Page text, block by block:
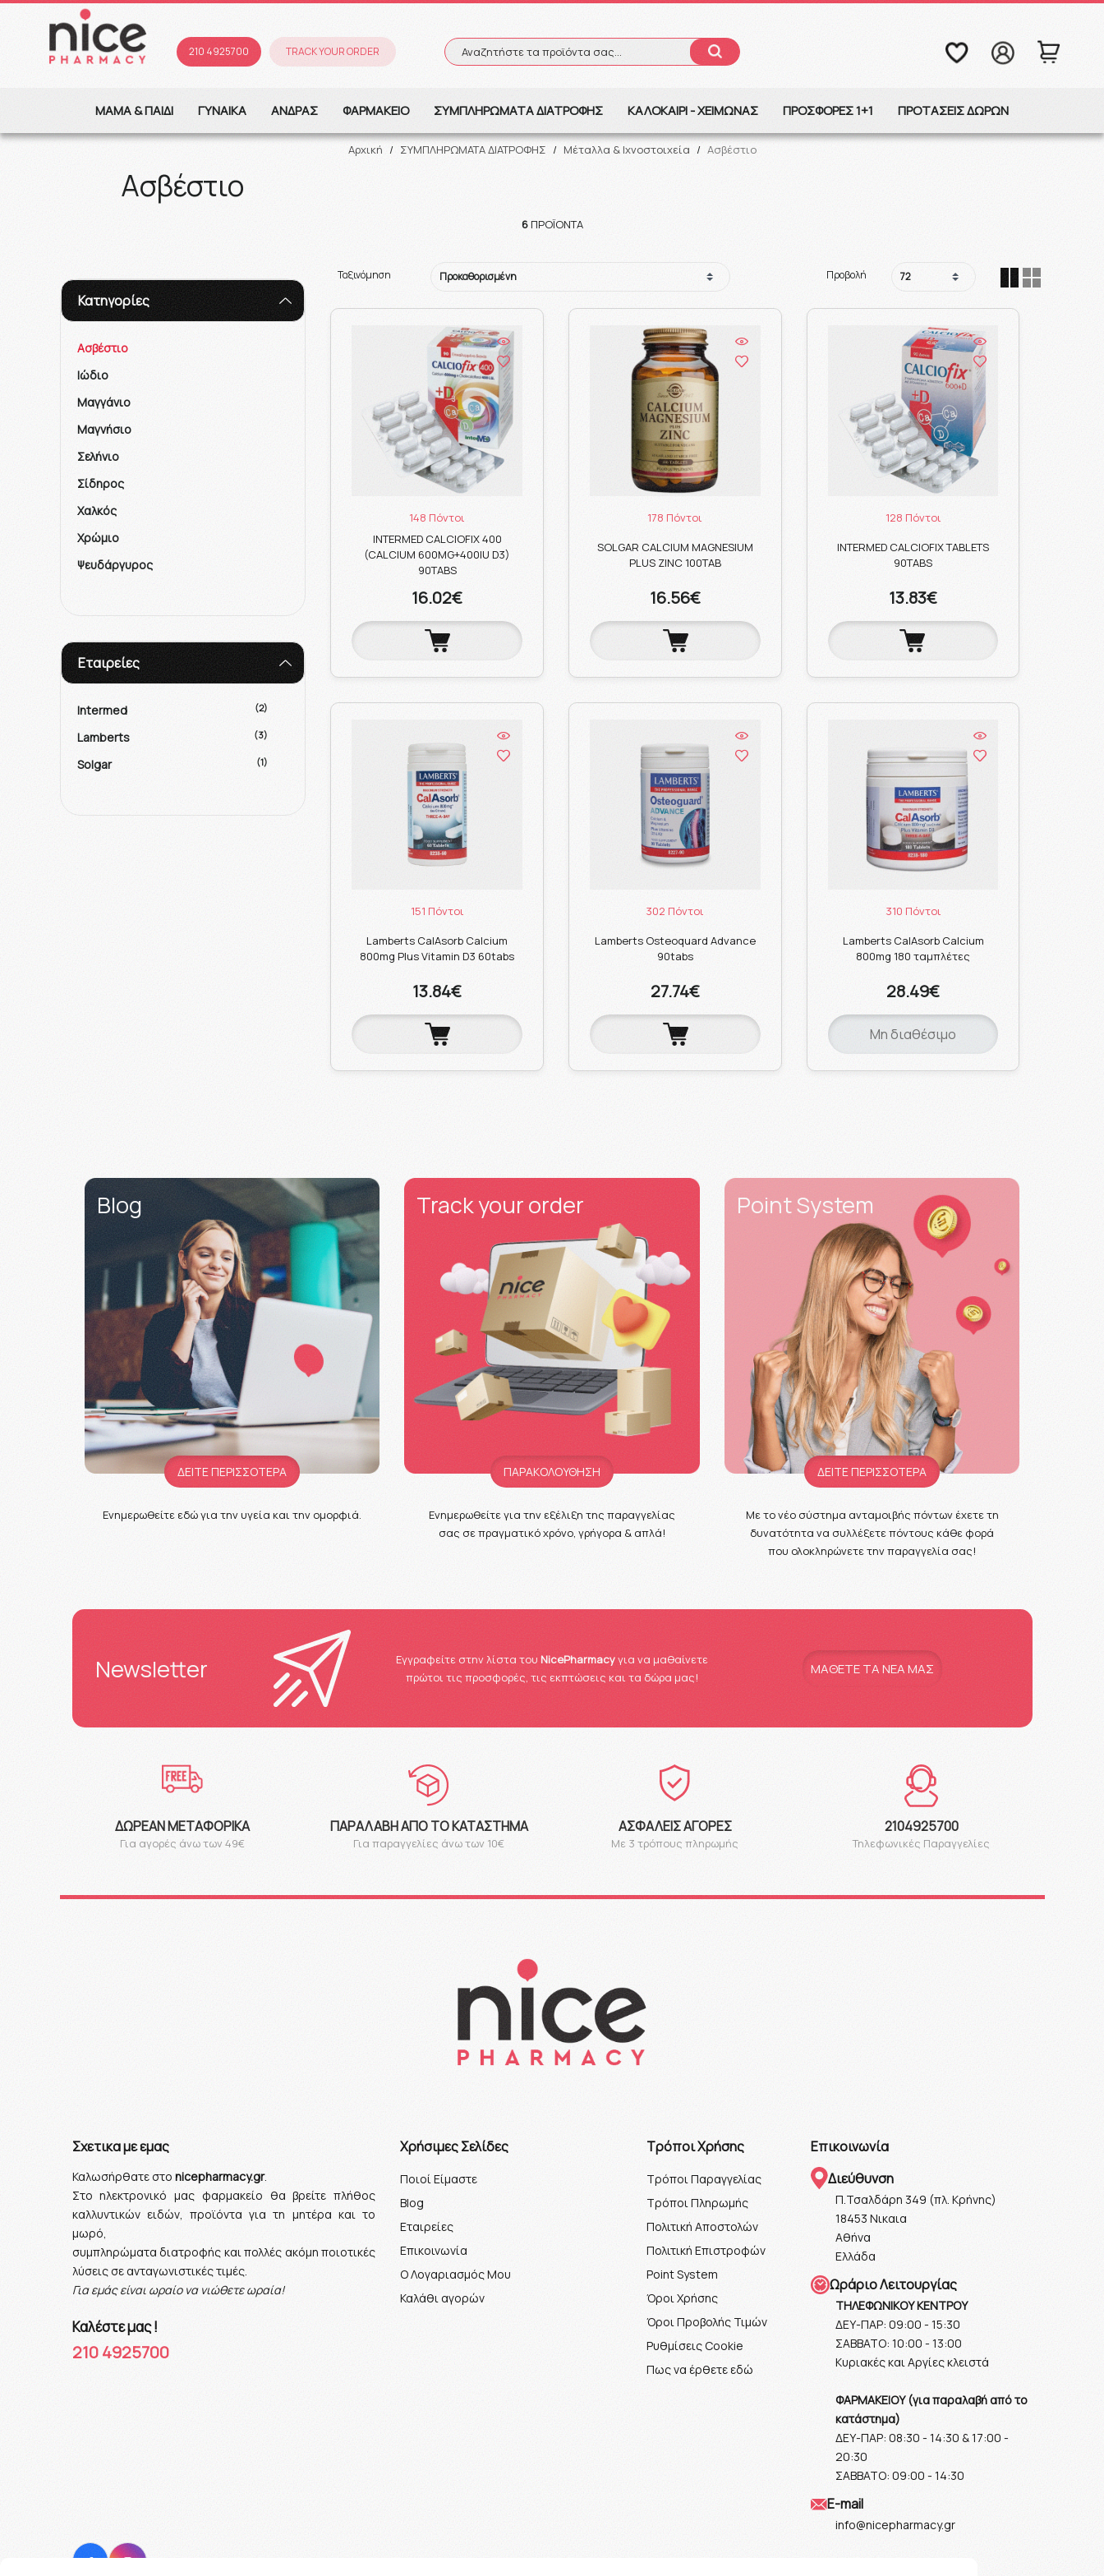
210 4925700 TRACK YOUR ORDER Αναζητήστε τα προϊόντα σας...
ΜΑΜΑ & ΠΑΙΔΙ ΓΥΝΑΙΚΑ ΑΝΔΡΑΣ ΦΑΡΜΑΚΕΙΟ ΣΥΜΠΛΗΡΩΜΑΤΑ ΔΙΑΤΡΟΦΗΣ ΚΑΛΟΚΑΙΡΙ - ΧΕΙΜΩΝΑΣ ΠΡΟΣΦΟΡΕΣ 1+1 ΠΡΟΤΑΣΕΙΣ ΔΩΡΩΝ
Αναζήτηση
Αρχική / ΣΥΜΠΛΗΡΩΜΑΤΑ ΔΙΑΤΡΟΦΗΣ / Μέταλλα & Ιχνοστοιχεία / Ασβέστιο
Ασβέστιο
6ΠΡΟΪΌΝΤΑ
Κατηγορίες
Ασβέστιο
Ιώδιο
Μαγγάνιο
Μαγνήσιο
Σελήνιο
Σίδηρος
Χαλκός
Χρώμιο
Ψευδάργυρος
Εταιρείες
Intermed (2)
Lamberts (3)
Solgar (1)
Ταξινόμηση Προβολή
148 Πόντοι
INTERMED CALCIOFIX 400
(CALCIUM 600MG+400IU D3)
90TABS
16.02€
178 Πόντοι
SOLGAR CALCIUM MAGNESIUM
PLUS ZINC 100TAB
16.56€
128 Πόντοι
INTERMED CALCIOFIX TABLETS
90TABS
13.83€
151 Πόντοι
Lamberts CalAsorb Calcium
800mg Plus Vitamin D3 60tabs
13.84€
302 Πόντοι
Lamberts Osteoquard Advance
90tabs
27.74€
310 Πόντοι
Lamberts CalAsorb Calcium
800mg 180 ταμπλέτες
28.49€
Μη διαθέσιμο
Blog
ΔΕΙΤΕ ΠΕΡΙΣΣΟΤΕΡΑ
Ενημερωθείτε εδώ για την υγεία και την ομορφιά.
Track your order
ΠΑΡΑΚΟΛΟΥΘΗΣΗ
Ενημερωθείτε για την εξέλιξη της παραγγελίας
σας σε πραγματικό χρόνο, γρήγορα & απλά!
Point System
ΔΕΙΤΕ ΠΕΡΙΣΣΟΤΕΡΑ
Με το νέο σύστημα ανταμοιβής πόντων έχετε τη
δυνατότητα να συλλέξετε πόντους κάθε φορά
που ολοκληρώνετε την παραγγελία σας!
Newsletter Eγγραφείτε στην λίστα του NicePharmacyγια να μαθαίνετε
πρώτοι τις προσφορές, τις εκπτώσεις και τα δώρα μας!
MAΘΕΤΕ ΤΑ ΝΕΑ ΜΑΣ
ΔΩΡΕΆΝ ΜΕΤΑΦΟΡΙΚΆ
Για αγορές άνω των 49€
ΠΑΡΑΛΑΒΉ ΑΠΌ ΤΟ ΚΑΤΆΣΤΗΜΑ
Για παραγγελίες άνω των 10€
ΑΣΦΑΛΕΊΣ ΑΓΟΡΈΣ
Με 3 τρόπους πληρωμής
2104925700
Τηλεφωνικές Παραγγελίες
Σχετικα με εμας
Καλωσήρθατε στο nicepharmacy.gr.
Στο ηλεκτρονικό μας φαρμακείο θα βρείτε πλήθος
καλλυντικών ειδών, προϊόντα για τη μητέρα και το
μωρό,
συμπληρώματα διατροφής και πολλές ακόμη ποιοτικές
λύσεις σε ανταγωνιστικές τιμές.
Για εμάς είναι ωραίο να νιώθετε ωραία!
Καλέστε μας !
210 4925700
Xρήσιμες Σελίδες
Ποιοί Είμαστε
Blog
Εταιρείες
Επικοινωνία
Ο Λογαριασμός Μου
Καλάθι αγορών
Τρόποι Χρήσης
Τρόποι Παραγγελίας
Τρόποι Πληρωμής
Πολιτική Αποστολών
Πολιτική Επιστροφών
Point System
Όροι Χρήσης
Όροι Προβολής Τιμών
Ρυθμίσεις Cookie
Πως να έρθετε εδώ
Επικοινωνία
Διεύθυνση
Π.Τσαλδάρη 349 (πλ. Κρήνης)
18453 Νικαια
Αθήνα
Ελλάδα
Ωράριο Λειτουργίας
ΤΗΛΕΦΩΝΙΚΟΥ ΚΕΝΤΡΟΥ
ΔΕΥ-ΠΑΡ: 09:00 - 15:30
ΣΑΒΒΑΤΟ: 10:00 - 13:00
Κυριακές και Αργίες κλειστά
ΦΑΡΜΑΚΕΙΟΥ (για παραλαβή από το
κατάστημα)
ΔΕΥ-ΠΑΡ: 08:30 - 14:30 & 17:00 -
20:30
ΣΑΒΒΑΤΟ: 09:00 - 14:30
Ε-mail
info@nicepharmacy.gr